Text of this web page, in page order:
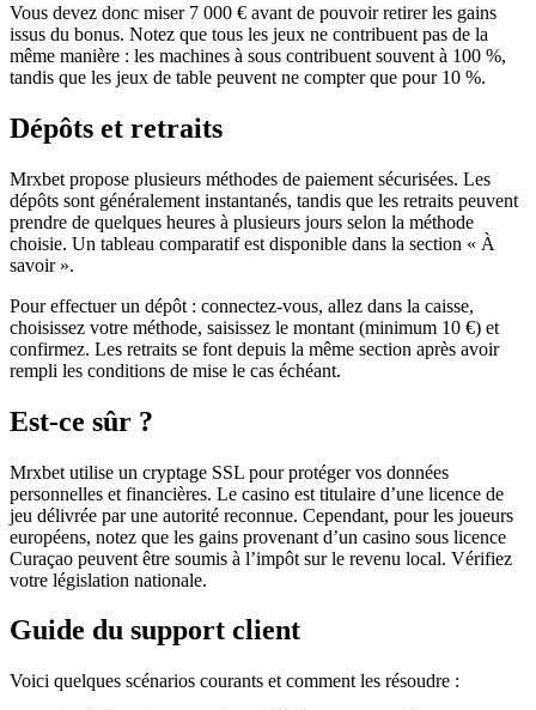
Vous devez donc miser 7 000 € avant de pouvoir retirer les gains
issus du bonus. Notez que tous les jeux ne contribuent pas de la
même manière : les machines à sous contribuent souvent à 100 %,
tandis que les jeux de table peuvent ne compter que pour 10 %.
Dépôts et retraits
Mrxbet propose plusieurs méthodes de paiement sécurisées. Les
dépôts sont généralement instantanés, tandis que les retraits peuvent
prendre de quelques heures à plusieurs jours selon la méthode
choisie. Un tableau comparatif est disponible dans la section « À
savoir ».
Pour effectuer un dépôt : connectez-vous, allez dans la caisse,
choisissez votre méthode, saisissez le montant (minimum 10 €) et
confirmez. Les retraits se font depuis la même section après avoir
rempli les conditions de mise le cas échéant.
Est-ce sûr ?
Mrxbet utilise un cryptage SSL pour protéger vos données
personnelles et financières. Le casino est titulaire d’une licence de
jeu délivrée par une autorité reconnue. Cependant, pour les joueurs
européens, notez que les gains provenant d’un casino sous licence
Curaçao peuvent être soumis à l’impôt sur le revenu local. Vérifiez
votre législation nationale.
Guide du support client
Voici quelques scénarios courants et comment les résoudre :